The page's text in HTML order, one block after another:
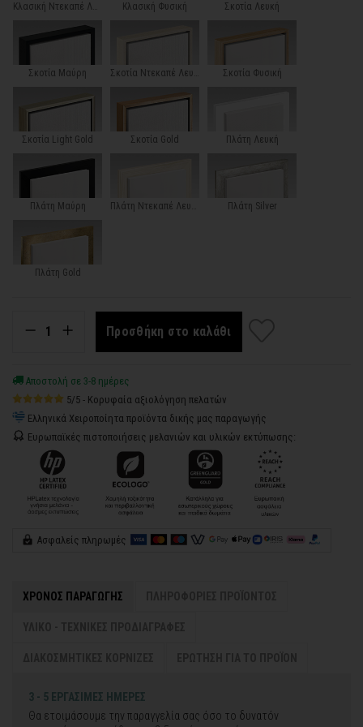
Κλασική Φυσική Σκοτία Λευκή
Σκοτία Μαύρη Σκοτία Φυσική
Σκοτία Light Gold Σκοτία Gold Πλάτη Λευκή
Πλάτη Μαύρη Πλάτη Silver
Πλάτη Gold
Προσθήκη στο καλάθι
Αποστολή σε 3-8 ημέρες
5/5 - Κορυφαία αξιολόγηση πελατών
Ελληνικά Χειροποίητα προϊόντα δικής μας παραγωγής
Ευρωπαϊκές πιστοποιήσεις μελανιών και υλικών εκτύπωσης:
Ασφαλείς πληρωμές
ΧΡΟΝΟΣ ΠΑΡΑΓΩΓΗΣ
3 - 5 ΕΡΓΑΣΙΜΕΣ ΗΜΕΡΕΣ
Θα ετοιμάσουμε την παραγγελία σας όσο το δυνατόν